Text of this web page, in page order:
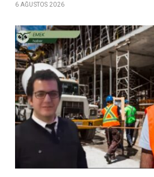
6 AĞUSTOS 2026